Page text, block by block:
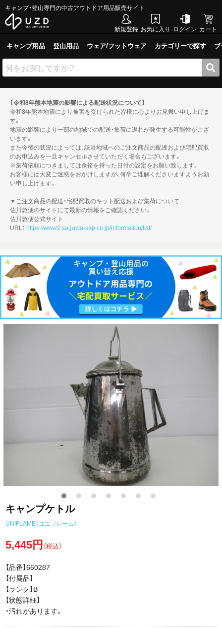
キャンプ・登山専門の中古アウトドア用品販売サイト
新規登録 お気に入り ログイン カート
キャンプ用品 登山用品 ウェア/フットウェア カテゴリーで探す
【令和8年熊本地震の影響による配送状況について】
令和8年熊本地震により被害を受けられた皆様に心よりお見舞い申し上げま
す。
地震の影響により一部の地域での配送・集荷に遅れが発生する可能性がござ
います。
また今後の状況によっては、該当地域へのご注文商品の配達および宅配買取
のお申込みを一旦キャンセルさせていただく場合もございます。
※集荷依頼につきましては余裕を持った日付の設定をお願い致します。
お客様には大変ご迷惑をおかけしますが、何卒ご理解くださいますようお願
い申し上げます。
▼ご注文商品の配送・宅配買取のキット配送および集荷について
佐川急便のサイトにて最新の情報をご確認ください。
佐川急便公式サイト
URL： https://www2.sagawa-exp.co.jp/information/list/
キャンプケトル
UNIFLAME（ユニフレーム）
5,445円（税込）
【品番】660287
【付属品】
【ランク】B
【状態詳細】
・汚れがあります。